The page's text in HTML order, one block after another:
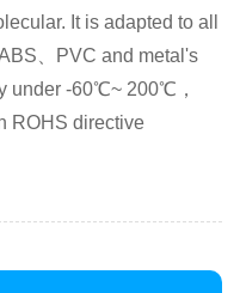
It is adapted to all
、PVC and metal's
under -60℃~ 200℃，
ROHS directive